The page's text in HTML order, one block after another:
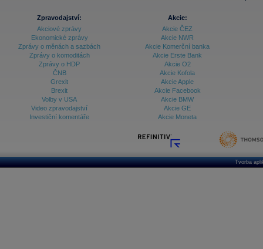
Zpravodajství:
Akciové zprávy
Ekonomické zprávy
Zprávy o měnách a sazbách
Zprávy o komoditách
Zprávy o HDP
ČNB
Grexit
Brexit
Volby v USA
Video zpravodajství
Investiční komentáře
Akcie:
Akcie ČEZ
Akcie NWR
Akcie Komerční banka
Akcie Erste Bank
Akcie O2
Akcie Kofola
Akcie Apple
Akcie Facebook
Akcie BMW
Akcie GE
Akcie Moneta
Tvorba